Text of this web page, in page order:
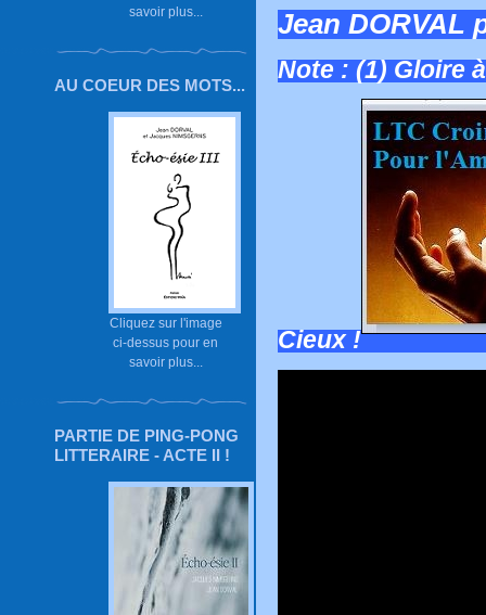
savoir plus...
AU COEUR DES MOTS...
Cliquez sur l'image
ci-dessus pour en
savoir plus...
PARTIE DE PING-PONG
LITTERAIRE - ACTE II !
Jean DORVAL
Note : (1) Gloire
Cieux !